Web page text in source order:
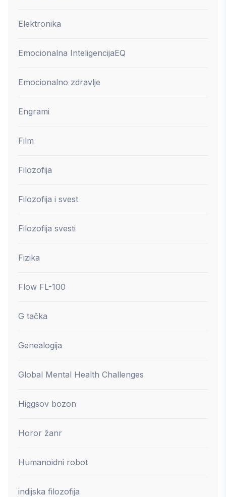
Elektronika
Emocionalna InteligencijaEQ
Emocionalno zdravlje
Engrami
Film
Filozofija
Filozofija i svest
Filozofija svesti
Fizika
Flow FL-100
G tačka
Genealogija
Global Mental Health Challenges
Higgsov bozon
Horor žanr
Humanoidni robot
indijska filozofija